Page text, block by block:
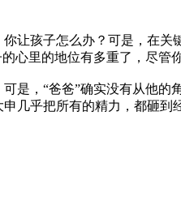
让孩子怎么办？可是，在
心里的地位有多重了，尽管
是，“爸爸”确实没有从他
乎把所有的精力，都砸到